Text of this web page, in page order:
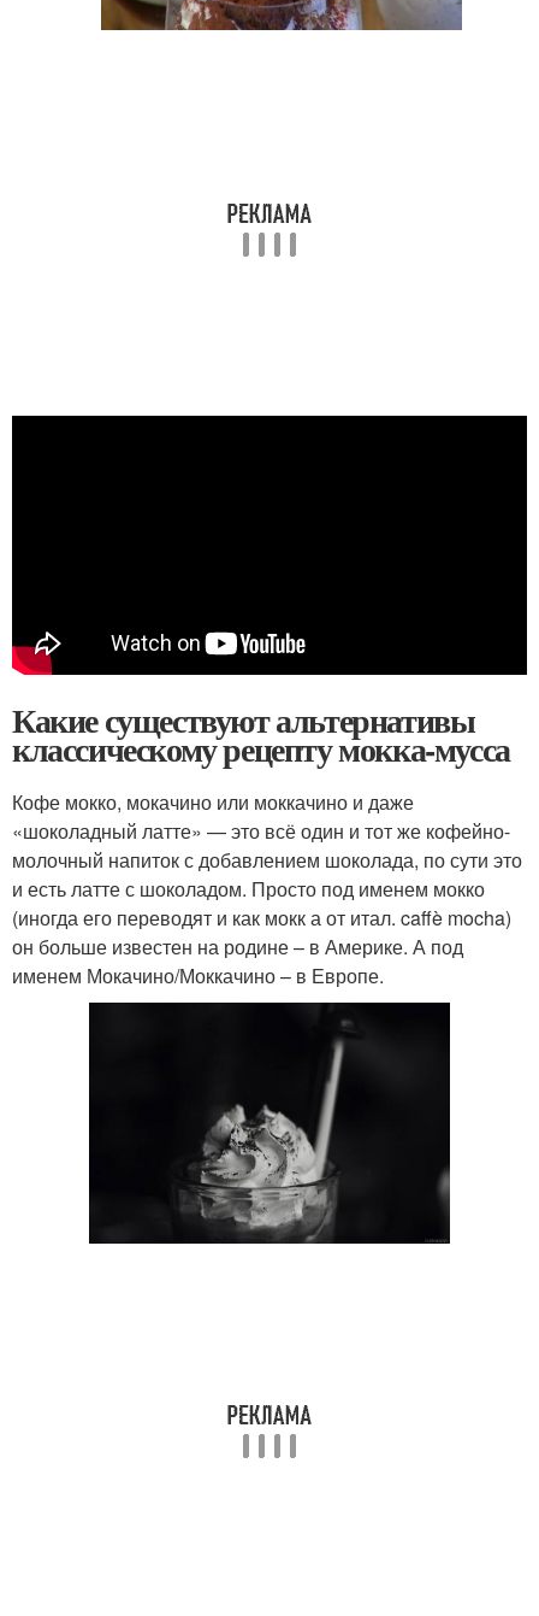
Какие существуют альтернативы
классическому рецепту мокка-мусса
Кофе мокко, мокачино или моккачино и даже
«шоколадный латте» — это всё один и тот же кофейно-
молочный напиток с добавлением шоколада, по сути это
и есть латте с шоколадом. Просто под именем мокко
(иногда его переводят и как мокк а от итал. caffè mocha)
он больше известен на родине – в Америке. А под
именем Мокачино/Моккачино – в Европе.